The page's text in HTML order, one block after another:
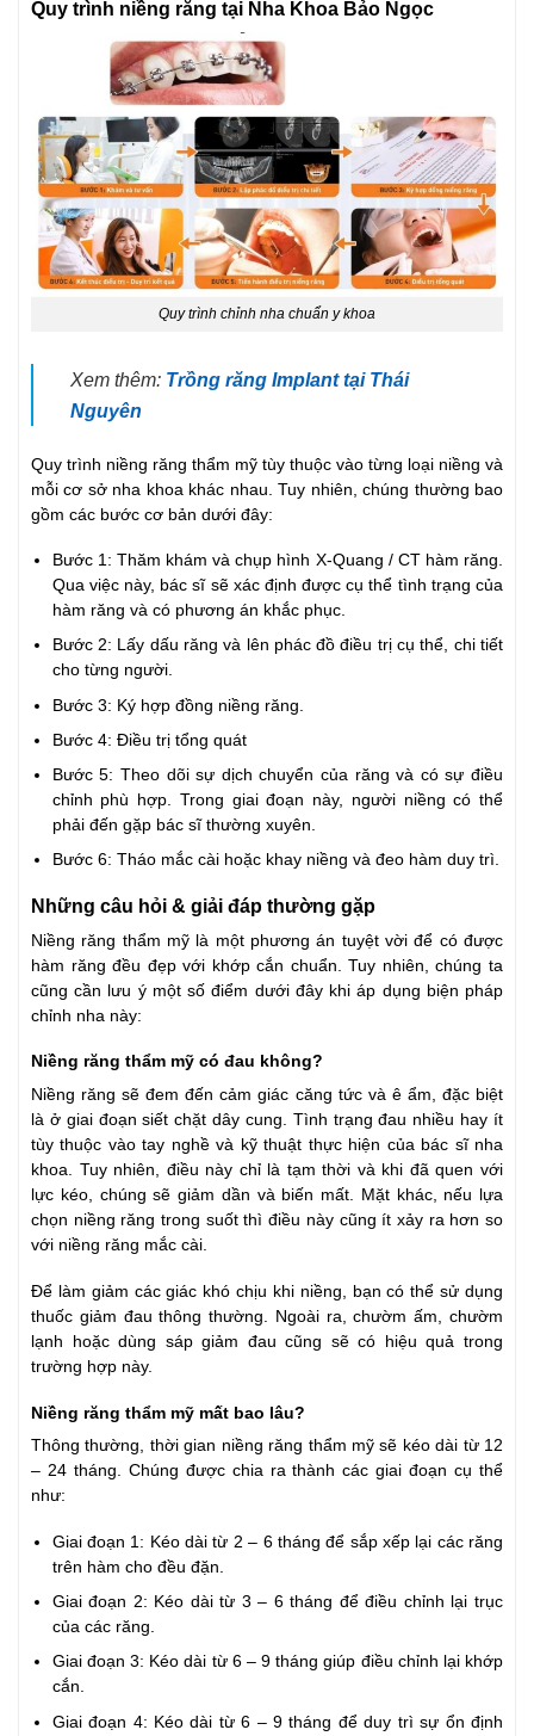
Quy trình niềng răng tại Nha Khoa Bảo Ngọc
Quy trình chỉnh nha chuẩn y khoa
Xem thêm: Trồng răng Implant tại Thái
Nguyên
Quy trình niềng răng thẩm mỹ tùy thuộc vào từng loại niềng và
mỗi cơ sở nha khoa khác nhau. Tuy nhiên, chúng thường bao
gồm các bước cơ bản dưới đây:
Bước 1: Thăm khám và chụp hình X-Quang / CT hàm răng.
Qua việc này, bác sĩ sẽ xác định được cụ thể tình trạng của
hàm răng và có phương án khắc phục.
Bước 2: Lấy dấu răng và lên phác đồ điều trị cụ thể, chi tiết
cho từng người.
Bước 3: Ký hợp đồng niềng răng.
Bước 4: Điều trị tổng quát
Bước 5: Theo dõi sự dịch chuyển của răng và có sự điều
chỉnh phù hợp. Trong giai đoạn này, người niềng có thể
phải đến gặp bác sĩ thường xuyên.
Bước 6: Tháo mắc cài hoặc khay niềng và đeo hàm duy trì.
Những câu hỏi & giải đáp thường gặp
Niềng răng thẩm mỹ là một phương án tuyệt vời để có được
hàm răng đều đẹp với khớp cắn chuẩn. Tuy nhiên, chúng ta
cũng cần lưu ý một số điểm dưới đây khi áp dụng biện pháp
chỉnh nha này:
Niềng răng thẩm mỹ có đau không?
Niềng răng sẽ đem đến cảm giác căng tức và ê ẩm, đặc biệt
là ở giai đoạn siết chặt dây cung. Tình trạng đau nhiều hay ít
tùy thuộc vào tay nghề và kỹ thuật thực hiện của bác sĩ nha
khoa. Tuy nhiên, điều này chỉ là tạm thời và khi đã quen với
lực kéo, chúng sẽ giảm dần và biến mất. Mặt khác, nếu lựa
chọn niềng răng trong suốt thì điều này cũng ít xảy ra hơn so
với niềng răng mắc cài.
Để làm giảm các giác khó chịu khi niềng, bạn có thể sử dụng
thuốc giảm đau thông thường. Ngoài ra, chườm ấm, chườm
lạnh hoặc dùng sáp giảm đau cũng sẽ có hiệu quả trong
trường hợp này.
Niềng răng thẩm mỹ mất bao lâu?
Thông thường, thời gian niềng răng thẩm mỹ sẽ kéo dài từ 12
– 24 tháng. Chúng được chia ra thành các giai đoạn cụ thể
như:
Giai đoạn 1: Kéo dài từ 2 – 6 tháng để sắp xếp lại các răng
trên hàm cho đều đặn.
Giai đoạn 2: Kéo dài từ 3 – 6 tháng để điều chỉnh lại trục
của các răng.
Giai đoạn 3: Kéo dài từ 6 – 9 tháng giúp điều chỉnh lại khớp
cắn.
Giai đoạn 4: Kéo dài từ 6 – 9 tháng để duy trì sự ổn định